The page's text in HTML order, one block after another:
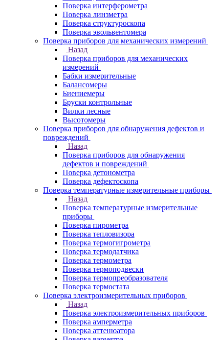
Поверка интерферометра
Поверка линзметра
Поверка структуроскопа
Поверка эвольвентомера
Поверка приборов для механических измерений
Назад
Поверка приборов для механических
измерений
Бабки измерительные
Балансомеры
Биениемеры
Бруски контрольные
Вилки лесные
Высотомеры
Поверка приборов для обнаружения дефектов и
повреждений
Назад
Поверка приборов для обнаружения
дефектов и повреждений
Поверка детонометра
Поверка дефектоскопа
Поверка температурные измерительные приборы
Назад
Поверка температурные измерительные
приборы
Поверка пирометра
Поверка тепловизора
Поверка термогигрометра
Поверка термодатчика
Поверка термометра
Поверка термоподвески
Поверка термопреобразователя
Поверка термостата
Поверка электроизмерительных приборов
Назад
Поверка электроизмерительных приборов
Поверка амперметра
Поверка аттенюатора